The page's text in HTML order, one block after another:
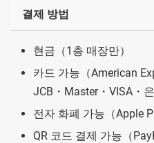
결제 방법
현금（1층 매장만）
카드 가능（American
JCB・Master・VISA・은
전자 화폐 가능（Apple
QR 코드 결제 가능（